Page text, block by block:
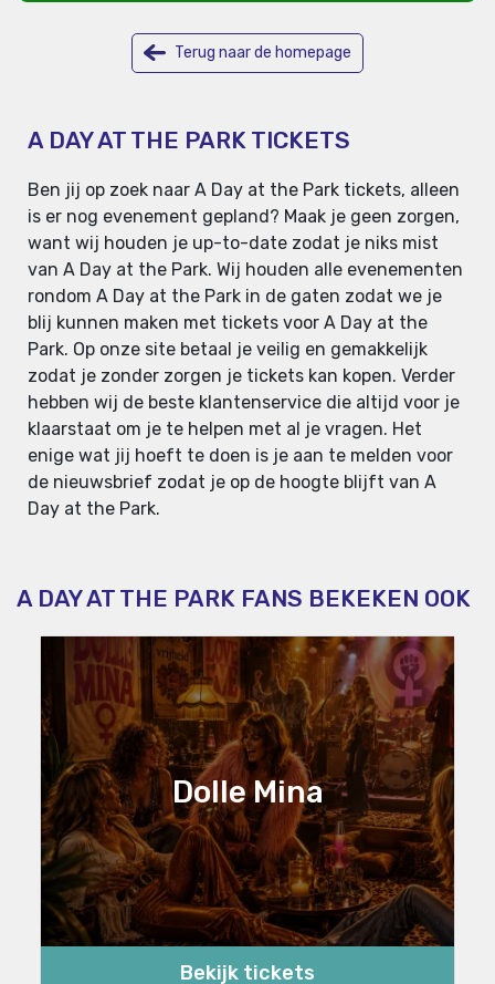
Terug naar de homepage
A DAY AT THE PARK TICKETS
Ben jij op zoek naar A Day at the Park tickets, alleen
is er nog evenement gepland? Maak je geen zorgen,
want wij houden je up-to-date zodat je niks mist
van A Day at the Park. Wij houden alle evenementen
rondom A Day at the Park in de gaten zodat we je
blij kunnen maken met tickets voor A Day at the
Park. Op onze site betaal je veilig en gemakkelijk
zodat je zonder zorgen je tickets kan kopen. Verder
hebben wij de beste klantenservice die altijd voor je
klaarstaat om je te helpen met al je vragen. Het
enige wat jij hoeft te doen is je aan te melden voor
de nieuwsbrief zodat je op de hoogte blijft van A
Day at the Park.
A DAY AT THE PARK FANS BEKEKEN OOK
Dolle Mina
Bekijk tickets